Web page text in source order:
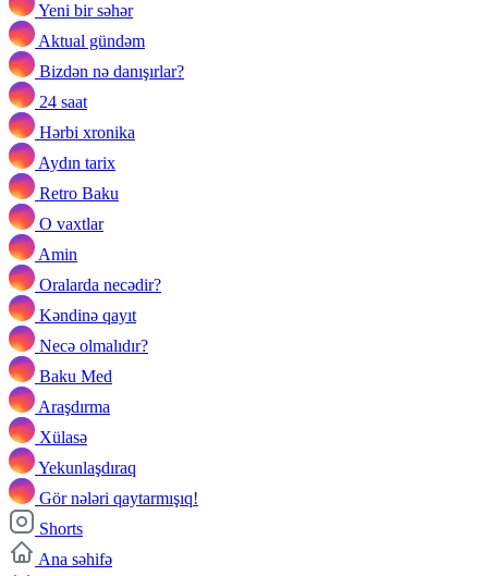
Yeni bir səhər
Aktual gündəm
Bizdən nə danışırlar?
24 saat
Hərbi xronika
Aydın tarix
Retro Baku
O vaxtlar
Amin
Oralarda necədir?
Kəndinə qayıt
Necə olmalıdır?
Baku Med
Araşdırma
Xülasə
Yekunlaşdıraq
Gör nələri qaytarmışıq!
Shorts
Ana səhifə